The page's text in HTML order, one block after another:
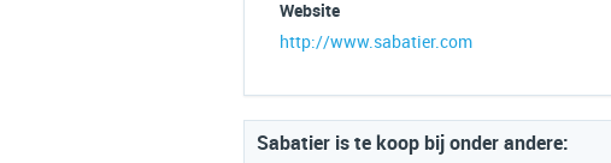
Website
http://www.sabatier.com
Sabatier is te koop bij onder andere: